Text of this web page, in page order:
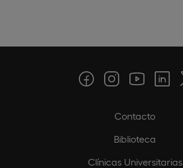
Contacto
Biblioteca
Clínicas Universitarias